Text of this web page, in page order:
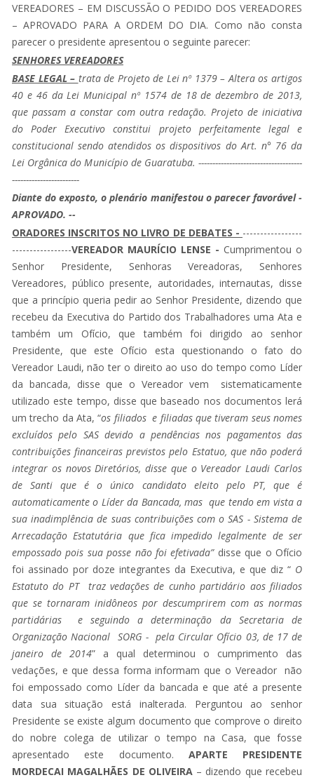
VEREADORES – EM DISCUSSÃO O PEDIDO DOS VEREADORES
– APROVADO PARA A ORDEM DO DIA. Como não consta
parecer o presidente apresentou o seguinte parecer:
SENHORES VEREADORES
BASE LEGAL – trata de Projeto de Lei nº 1379 – Altera os artigos
40 e 46 da Lei Municipal nº 1574 de 18 de dezembro de 2013,
que passam a constar com outra redação. Projeto de iniciativa
do Poder Executivo constitui projeto perfeitamente legal e
constitucional sendo atendidos os dispositivos do Art. n° 76 da
Lei Orgânica do Município de Guaratuba. -------------------------------------
------------------------
Diante do exposto, o plenário manifestou o parecer favorável -
APROVADO. --
ORADORES INSCRITOS NO LIVRO DE DEBATES - -----------------
-----------------VEREADOR MAURÍCIO LENSE - Cumprimentou o
Senhor Presidente, Senhoras Vereadoras, Senhores
Vereadores, público presente, autoridades, internautas, disse
que a princípio queria pedir ao Senhor Presidente, dizendo que
recebeu da Executiva do Partido dos Trabalhadores uma Ata e
também um Ofício, que também foi dirigido ao senhor
Presidente, que este Ofício esta questionando o fato do
Vereador Laudi, não ter o direito ao uso do tempo como Líder
da bancada, disse que o Vereador vem sistematicamente
utilizado este tempo, disse que baseado nos documentos lerá
um trecho da Ata, “os filiados e filiadas que tiveram seus nomes
excluídos pelo SAS devido a pendências nos pagamentos das
contribuições financeiras previstos pelo Estatuo, que não poderá
integrar os novos Diretórios, disse que o Vereador Laudi Carlos
de Santi que é o único candidato eleito pelo PT, que é
automaticamente o Líder da Bancada, mas que tendo em vista a
sua inadimplência de suas contribuições com o SAS - Sistema de
Arrecadação Estatutária que fica impedido legalmente de ser
empossado pois sua posse não foi efetivada”disse que o Ofício
foi assinado por doze integrantes da Executiva, e que diz “ O
Estatuto do PT traz vedações de cunho partidário aos filiados
que se tornaram inidôneos por descumprirem com as normas
partidárias e seguindo a determinação da Secretaria de
Organização Nacional SORG - pela Circular Ofício 03, de 17 de
janeiro de 2014” a qual determinou o cumprimento das
vedações, e que dessa forma informam que o Vereador não
foi empossado como Líder da bancada e que até a presente
data sua situação está inalterada. Perguntou ao senhor
Presidente se existe algum documento que comprove o direito
do nobre colega de utilizar o tempo na Casa, que fosse
apresentado este documento. APARTE PRESIDENTE
MORDECAI MAGALHÃES DE OLIVEIRA– dizendo que recebeu